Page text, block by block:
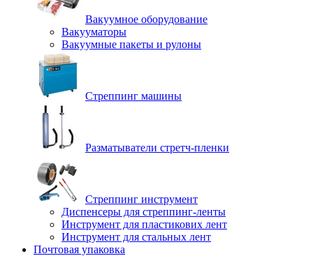
Вакуумное оборудование
Вакууматоры
Вакуумные пакеты и рулоны
Стреппинг машины
Разматыватели стретч-пленки
Стреппинг инструмент
Диспенсеры для стреппинг-ленты
Инструмент для пластикових лент
Инструмент для стальных лент
Почтовая упаковка